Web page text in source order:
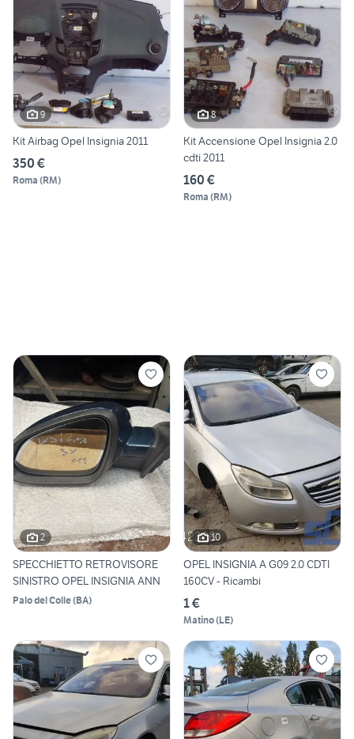
9
Kit Airbag Opel Insignia 2011
350 €
Roma (RM)
8
Kit Accensione Opel Insignia 2.0
cdti 2011
160 €
Roma (RM)
2
SPECCHIETTO RETROVISORE
SINISTRO OPEL INSIGNIA ANN
Palo del Colle(BA)
10
OPEL INSIGNIA A G09 2.0 CDTI
160CV - Ricambi
1 €
Matino(LE)